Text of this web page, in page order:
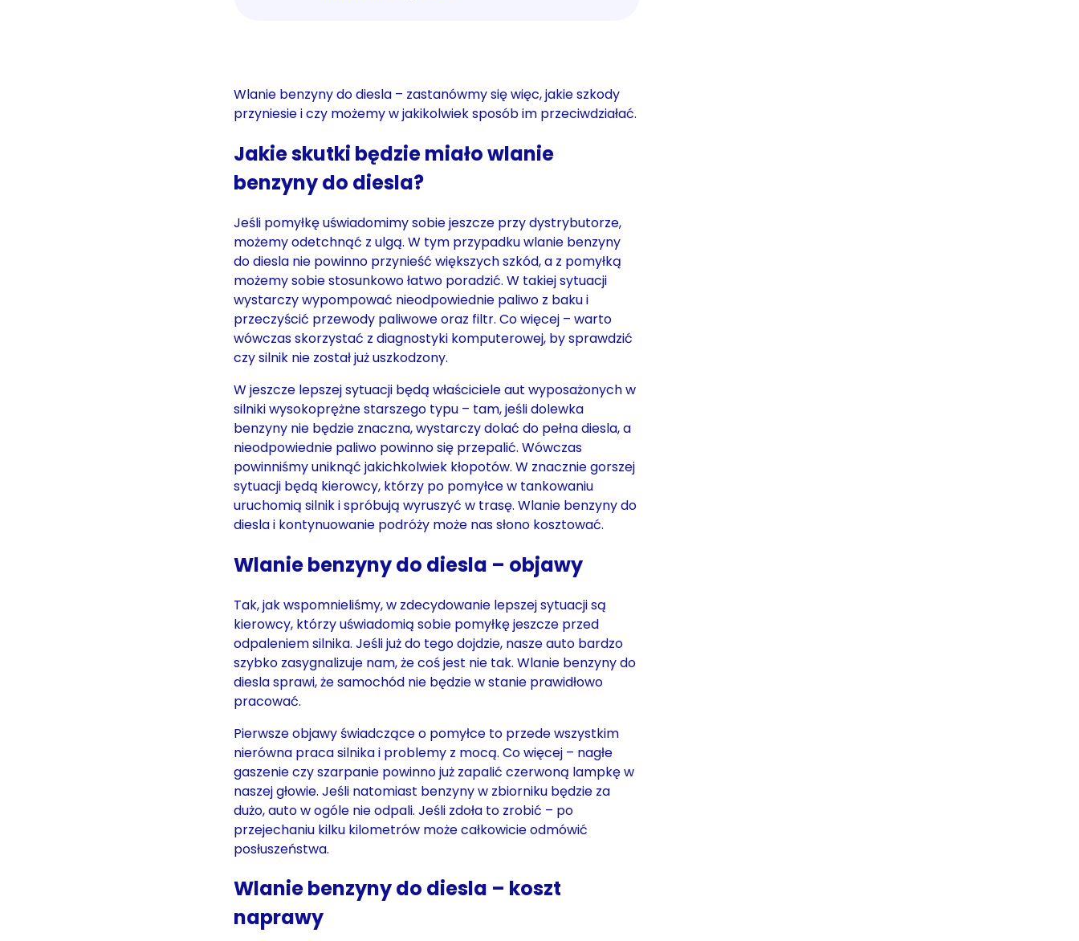
Wlanie benzyny do diesla – zastanówmy się więc, jakie szkody
przyniesie i czy możemy w jakikolwiek sposób im przeciwdziałać.
Jakie skutki będzie miało wlanie
benzyny do diesla?
Jeśli pomyłkę uświadomimy sobie jeszcze przy dystrybutorze,
możemy odetchnąć z ulgą. W tym przypadku wlanie benzyny
do diesla nie powinno przynieść większych szkód, a z pomyłką
możemy sobie stosunkowo łatwo poradzić. W takiej sytuacji
wystarczy wypompować nieodpowiednie paliwo z baku i
przeczyścić przewody paliwowe oraz filtr. Co więcej – warto
wówczas skorzystać z diagnostyki komputerowej, by sprawdzić
czy silnik nie został już uszkodzony.
W jeszcze lepszej sytuacji będą właściciele aut wyposażonych w
silniki wysokoprężne starszego typu – tam, jeśli dolewka
benzyny nie będzie znaczna, wystarczy dolać do pełna diesla, a
nieodpowiednie paliwo powinno się przepalić. Wówczas
powinniśmy uniknąć jakichkolwiek kłopotów. W znacznie gorszej
sytuacji będą kierowcy, którzy po pomyłce w tankowaniu
uruchomią silnik i spróbują wyruszyć w trasę. Wlanie benzyny do
diesla i kontynuowanie podróży może nas słono kosztować.
Wlanie benzyny do diesla – objawy
Tak, jak wspomnieliśmy, w zdecydowanie lepszej sytuacji są
kierowcy, którzy uświadomią sobie pomyłkę jeszcze przed
odpaleniem silnika. Jeśli już do tego dojdzie, nasze auto bardzo
szybko zasygnalizuje nam, że coś jest nie tak. Wlanie benzyny do
diesla sprawi, że samochód nie będzie w stanie prawidłowo
pracować.
Pierwsze objawy świadczące o pomyłce to przede wszystkim
nierówna praca silnika i problemy z mocą. Co więcej – nagłe
gaszenie czy szarpanie powinno już zapalić czerwoną lampkę w
naszej głowie. Jeśli natomiast benzyny w zbiorniku będzie za
dużo, auto w ogóle nie odpali. Jeśli zdoła to zrobić – po
przejechaniu kilku kilometrów może całkowicie odmówić
posłuszeństwa.
Wlanie benzyny do diesla – koszt
naprawy